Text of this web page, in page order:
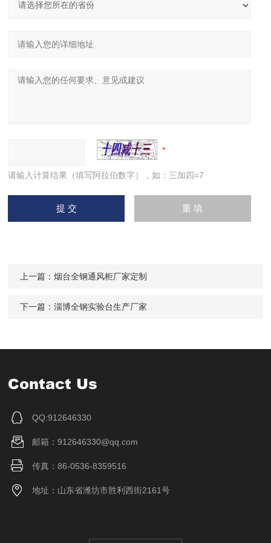
请输入计算结果（填写阿拉伯数字），如：三加四=7
上一篇：烟台全钢通风柜厂家定制
下一篇：淄博全钢实验台生产厂家
Contact Us
QQ:912646330
邮箱：912646330@qq.com
传真：86-0536-8359516
地址：山东省潍坊市胜利西街2161号